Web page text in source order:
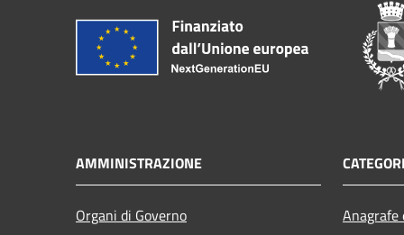
AMMINISTRAZIONE
Organi di Governo